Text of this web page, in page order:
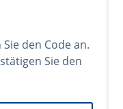
den Code an.
Sie den